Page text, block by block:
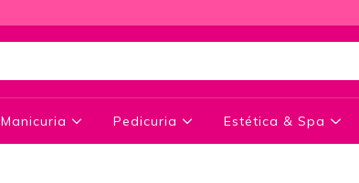
Manicuria Pedicuria Estética & Spa